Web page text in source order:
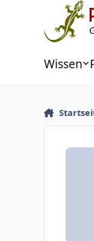
Zu Inhalt springen
Wissen